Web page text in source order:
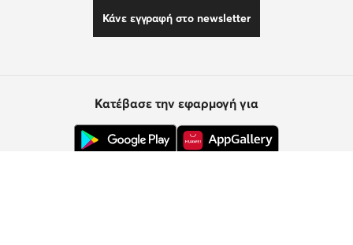
Κάνε εγγραφή στο newsletter
Κατέβασε την εφαρμογή για